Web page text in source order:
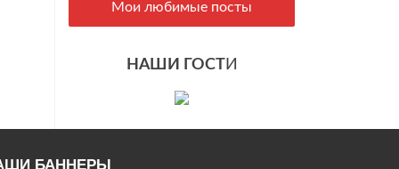
Мои любимые посты
НАШИ ГОСТИ
БАННЕРЫ